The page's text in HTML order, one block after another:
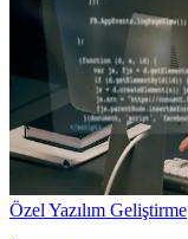
Özel Yazılım Geliştirme